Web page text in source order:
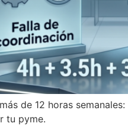
de 12 horas
tu pyme.